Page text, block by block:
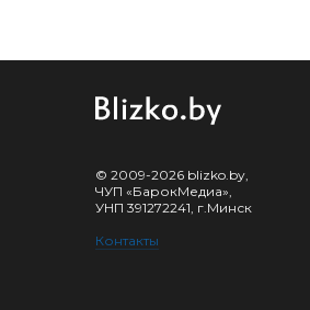
© 2009-2026 blizko.by,
ЧУП «БарокМедиа»,
УНП 391272241, г.Минск
Контакты